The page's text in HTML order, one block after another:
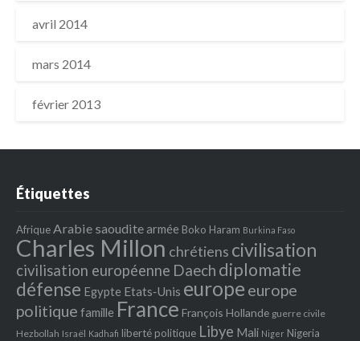
avril 2014
mars 2014
février 2013
Étiquettes
AfriqueArabie saoudite armée Boko Haram Burkina Faso
Charles Millon chrétiens civilisation
civilisation européenne Daech diplomatie
défense Egypte Etats‐Unis europeeurope
politique famille France François Hollande guerre civile
Hezbollah Israël Kadhafi liberté politique Libye Mali Niger Nigeria